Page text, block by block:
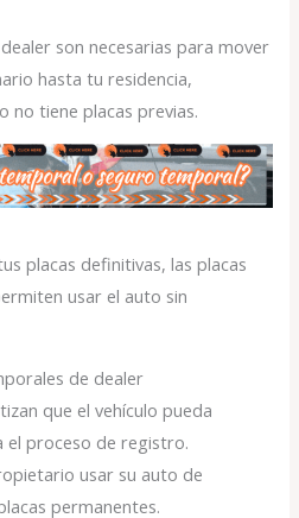
son necesarias para mover
hasta tu residencia,
no tiene placas previas.
placas definitivas, las placas
usar el auto sin
de dealer
que el vehículo pueda
el proceso de registro.
usar su auto de
permanentes.